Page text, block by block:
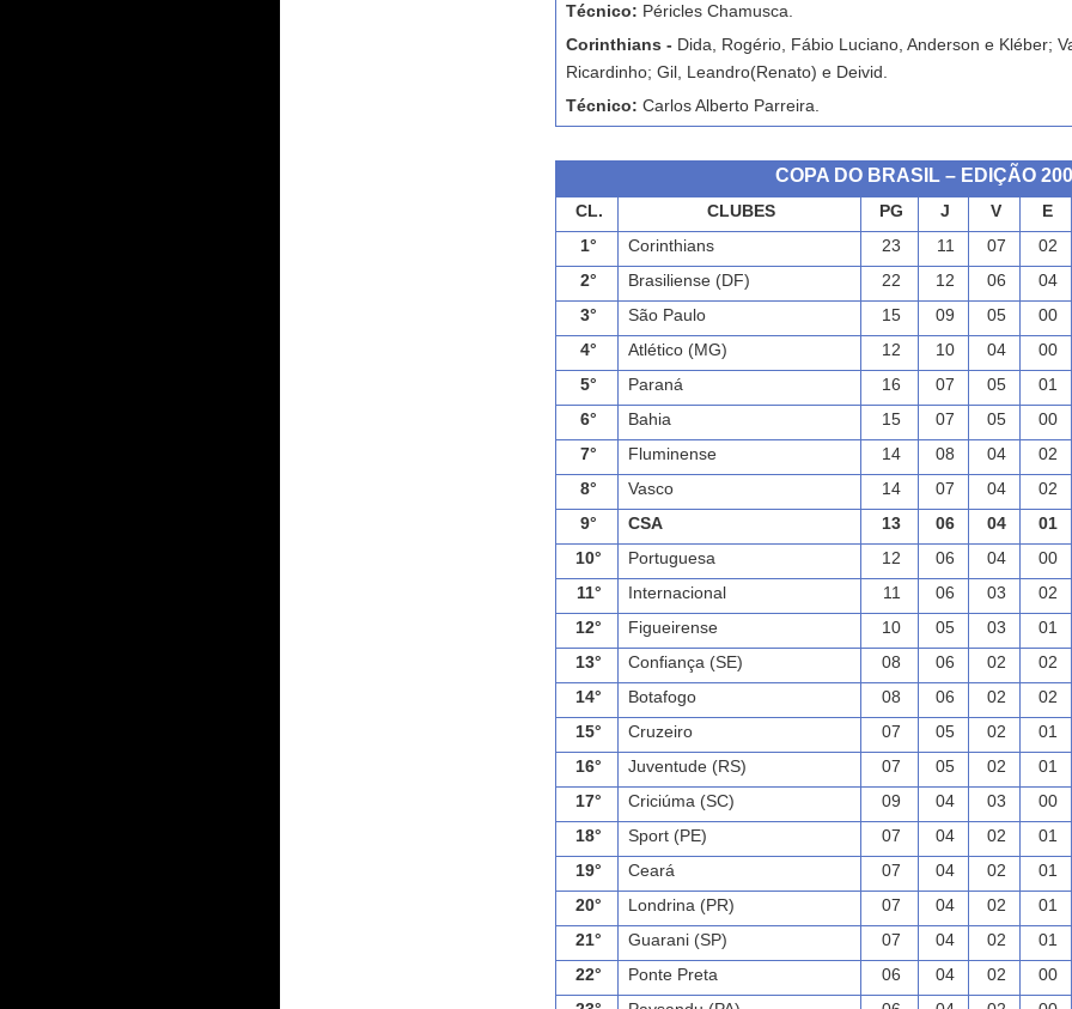
Técnico: Péricles Chamusca.
Corinthians - Dida, Rogério, Fábio Luciano, Anderson e Kléber;
Ricardinho; Gil, Leandro(Renato) e Deivid.
Técnico: Carlos Alberto Parreira.
COPA DO BRASIL – EDIÇÃO
CL. CLUBES PG J V E
1°
Corinthians 23 11 07 02
2°
Brasiliense (DF) 22 12 06 04
3°
São Paulo 15 09 05 00
4°
Atlético (MG) 12 10 04 00
5°
Paraná 16 07 05 01
6°
Bahia 15 07 05 00
7°
Fluminense 14 08 04 02
8°
Vasco 14 07 04 02
9°
CSA 13 06 04 01
10°
Portuguesa 12 06 04 00
11°
Internacional 11 06 03 02
12°
Figueirense 10 05 03 01
13°
Confiança (SE) 08 06 02 02
14°
Botafogo 08 06 02 02
15°
Cruzeiro 07 05 02 01
16°
Juventude (RS) 07 05 02 01
17°
Criciúma (SC) 09 04 03 00
18°
Sport (PE) 07 04 02 01
19°
Ceará 07 04 02 01
20°
Londrina (PR) 07 04 02 01
21°
Guarani (SP) 07 04 02 01
22°
Ponte Preta 06 04 02 00